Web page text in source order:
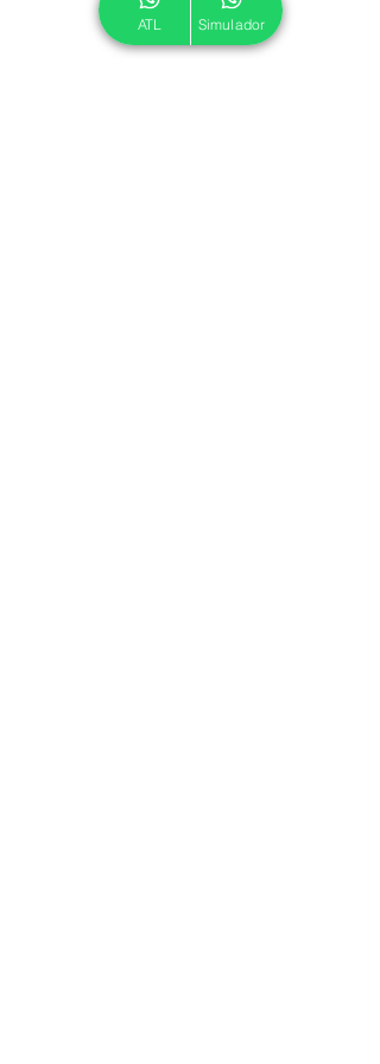
ATL Simulador